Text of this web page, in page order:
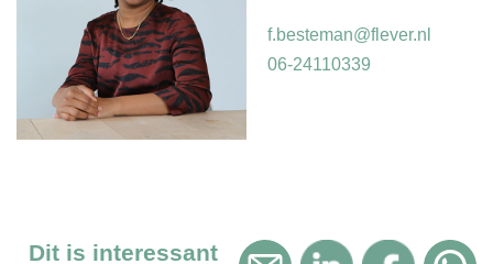
f.besteman@flever.nl
06-24110339
Dit is interessant